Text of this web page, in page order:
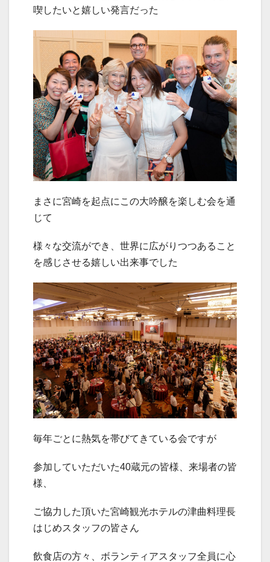
喫したいと嬉しい発言だった
まさに宮崎を起点にこの大吟醸を楽しむ会を通
じて
様々な交流ができ、世界に広がりつつあること
を感じさせる嬉しい出来事でした
毎年ごとに熱気を帯びてきている会ですが
参加していただいた40蔵元の皆様、来場者の皆
様、
ご協力した頂いた宮崎観光ホテルの津曲料理長
はじめスタッフの皆さん
飲食店の方々、ボランティアスタッフ全員に心